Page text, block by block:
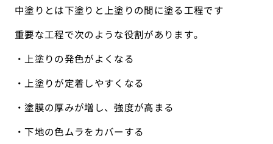
中塗りとは下塗りと上塗りの間に塗る工程です
重要な工程で次のような役割があります。
・上塗りの発色がよくなる
・上塗りが定着しやすくなる
・塗膜の厚みが増し、強度が高まる
・下地の色ムラをカバーする